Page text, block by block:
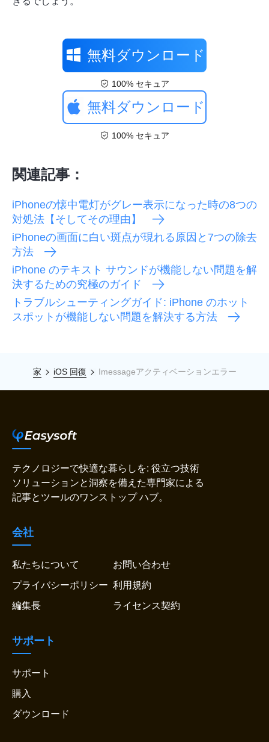
無料ダウンロード
100% セキュア
無料ダウンロード
100% セキュア
関連記事：
iPhoneの懐中電灯がグレー表示になった時の8つの
対処法【そしてその理由】
iPhoneの画面に白い斑点が現れる原因と7つの除去
方法
iPhone のテキスト サウンドが機能しない問題を解
決するための究極のガイド
トラブルシューティングガイド: iPhone のホット
スポットが機能しない問題を解決する方法
家 iOS 回復 Imessageアクティベーションエラー
テクノロジーで快適な暮らしを: 役立つ技術
ソリューションと洞察を備えた専門家による
記事とツールのワンストップ ハブ。
会社
私たちについて
お問い合わせ
プライバシーポリシー 利用規約
編集長
ライセンス契約
サポート
サポート
購入
ダウンロード